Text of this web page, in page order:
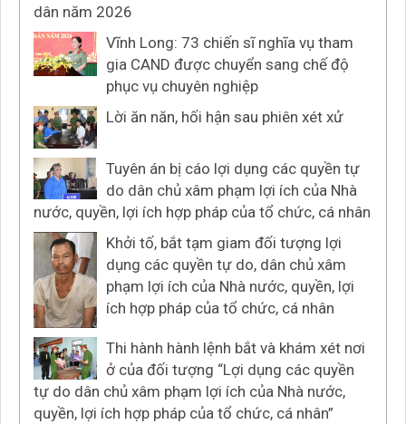
dân năm 2026
Vĩnh Long: 73 chiến sĩ nghĩa vụ tham
gia CAND được chuyển sang chế độ
phục vụ chuyên nghiệp
Lời ăn năn, hối hận sau phiên xét xử
Tuyên án bị cáo lợi dụng các quyền tự
do dân chủ xâm phạm lợi ích của Nhà
nước, quyền, lợi ích hợp pháp của tổ chức, cá nhân
Khởi tố, bắt tạm giam đối tượng lợi
dụng các quyền tự do, dân chủ xâm
phạm lợi ích của Nhà nước, quyền, lợi
ích hợp pháp của tổ chức, cá nhân
Thi hành hành lệnh bắt và khám xét nơi
ở của đối tượng “Lợi dụng các quyền
tự do dân chủ xâm phạm lợi ích của Nhà nước,
quyền, lợi ích hợp pháp của tổ chức, cá nhân”